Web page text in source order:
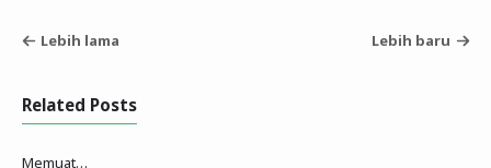
Lebih lama Lebih baru
Related Posts
Memuat…